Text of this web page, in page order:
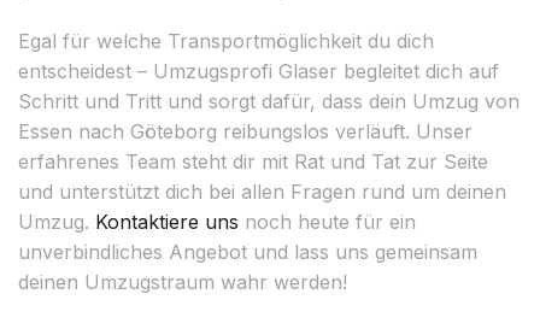
Egal für welche Transportmöglichkeit du dich
entscheidest – Umzugsprofi Glaser begleitet dich auf
Schritt und Tritt und sorgt dafür, dass dein Umzug von
Essen nach Göteborg reibungslos verläuft. Unser
erfahrenes Team steht dir mit Rat und Tat zur Seite
und unterstützt dich bei allen Fragen rund um deinen
Umzug. Kontaktiere uns noch heute für ein
unverbindliches Angebot und lass uns gemeinsam
deinen Umzugstraum wahr werden!